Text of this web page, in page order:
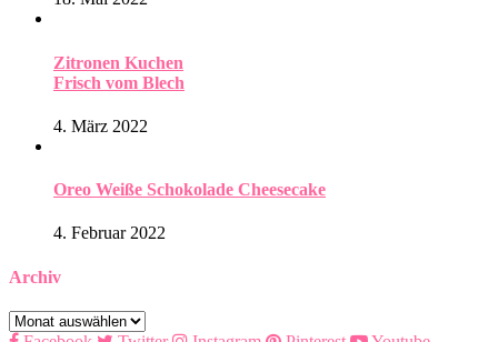
Zitronen Kuchen
Frisch vom Blech
4. März 2022
Oreo Weiße Schokolade Cheesecake
4. Februar 2022
Archiv
Archiv